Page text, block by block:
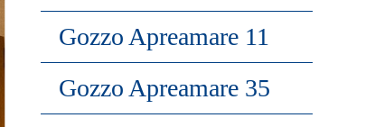
Gozzo Apreamare 11
Gozzo Apreamare 35